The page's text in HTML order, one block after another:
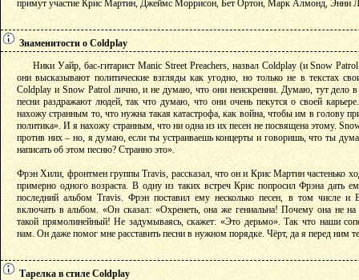
примут участие Крис Мартин, Джеймс Моррисон, Бет Ортон, Марк Алмонд, Энни
Знаменитости о Coldplay
Ники Уайр, бас-гитарист Manic Street Preachers, назвал Coldplay (и Snow
они высказывают политические взгляды как угодно, но только не в текстах
Coldplay и Snow Patrol лично, и не думаю, что они неискренни. Думаю, тут дело в
песни раздражают людей, так что думаю, что они очень пекутся о своей
нахожу странным то, что нужна такая катастрофа, как война, чтобы им в голову
политика». И я нахожу странным, что ни одна из их песен не посвящена этому.
против них – но, я думаю, если ты устраиваешь концерты и говоришь, что ты
написать об этом песню? Странно это».
Фрэн Хили, фронтмен группы Travis, рассказал, что он и Крис Мартин частенько
примерно одного возраста. В одну из таких встреч Крис попросил Фрэна дать
последний альбом Travis. Фрэн поставил ему несколько песен, в том числе и
включать в альбом. «Он сказал: «Охренеть, она же гениальна! Почему она не
такой прямолинейный! Не задумываясь, скажет: «Это дерьмо». Так что наши
нам. Он даже помог мне расставить песни в нужном порядке. Чёрт, да я перед ним
Тарелка в стиле Coldplay